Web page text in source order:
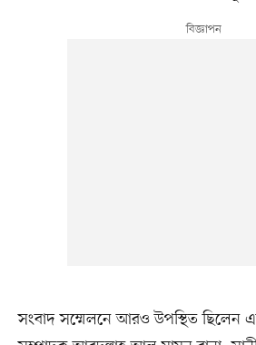
সংবাদ সম্মেলনে আরও উপস্থিত ছিলেন